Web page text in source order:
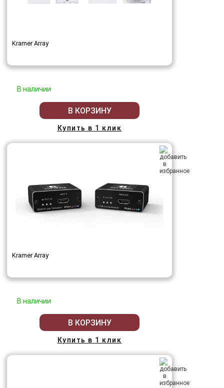
Kramer Array
В наличии
В КОРЗИНУ
Купить в 1 клик
Kramer Array
В наличии
В КОРЗИНУ
Купить в 1 клик